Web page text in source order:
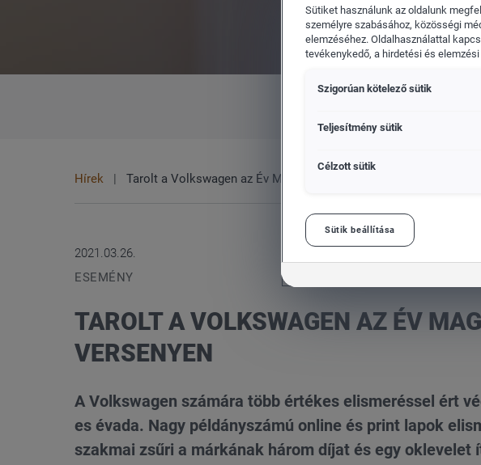
Volkswagen
MINDEN
Hírek Tarolt a Volkswagen az Év Magyar Autója versenyen
2021.03.26.
ESEMÉNY
TAROLT A VOLKSWAGEN AZ ÉV
VERSENYEN
A Volkswagen számára több értékes elismeréssel ért
es évada. Nagy példányszámú online és print lapok
szakmai zsűri a márkának három díjat és egy oklevelet
Sütiket használunk az oldalunk
személyre szabásához, közösségi
elemzéséhez. Oldalhasználattal
tevékenykedő, a hirdetési és
Szigorúan kötelező sütik
Teljesítmény sütik
Célzott sütik
Sütik beállítása